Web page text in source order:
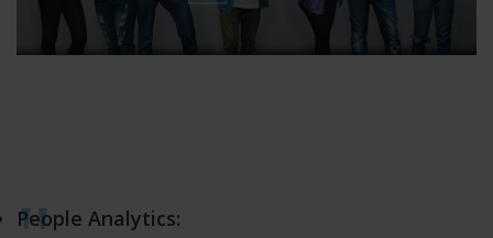
People Analytics: